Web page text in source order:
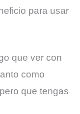
para usar
que ver con
como
que tengas